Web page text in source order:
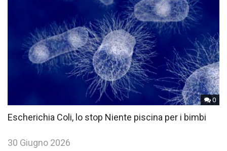
0
Escherichia Coli, lo stop Niente piscina per i bimbi
30 Giugno 2026